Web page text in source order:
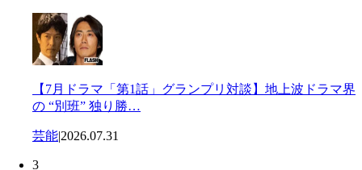
【7月ドラマ「第1話」グランプリ対談】地上波ドラマ界
の “別班” 独り勝…
芸能|2026.07.31
3